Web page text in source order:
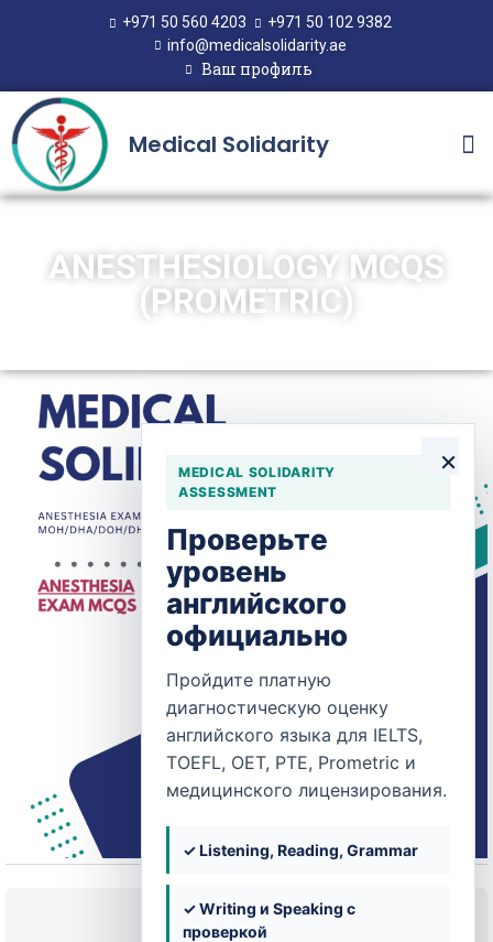
+971 50 560 4203
+971 50 102 9382
info@medicalsolidarity.ae
Ваш профиль
Medical Solidarity
×
MEDICAL SOLIDARITY
ASSESSMENT
Проверьте
уровень
английского
официально
Пройдите платную
диагностическую оценку
английского языка для IELTS,
TOEFL, OET, PTE, Prometric и
медицинского лицензирования.
✓ Listening, Reading, Grammar
✓ Writing и Speaking с
проверкой
ANESTHESIOLOGY MCQS
(PROMETRIC)
Текущее состояние